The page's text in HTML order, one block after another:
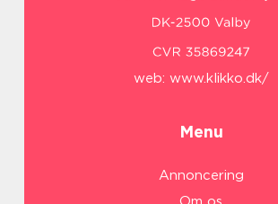
web: www.klikko.dk/
Menu
Annoncering